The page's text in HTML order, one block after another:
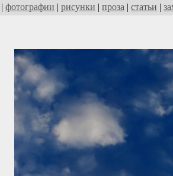
| фотографии | рисунки | проза | статьи |